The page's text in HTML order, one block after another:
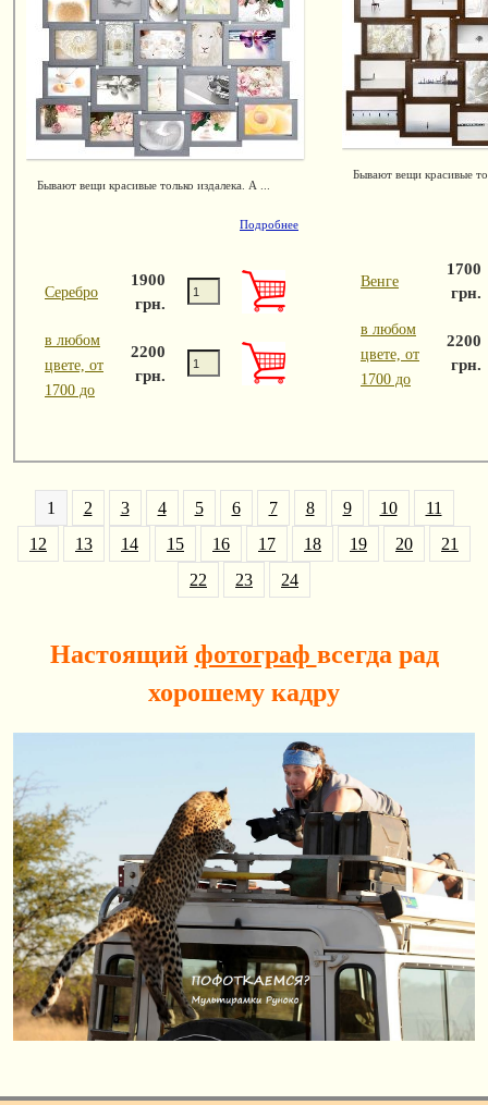
Бывают вещи красивые только издалека. А ...
Подробнее
Серебро
1900
грн.
в любом
цвете, от
1700 до
2200
грн.
Бывают вещи красивые
Венге
1700
грн.
в любом
цвете, от
1700 до
2200
грн.
1 2 3 4 5 6 7 8 9 10
11
12
13 14 15 16 17 18 19 20
21
22
23 24
Настоящий фотограф всегда рад
хорошему кадру